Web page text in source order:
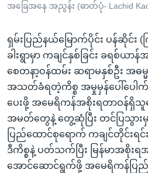
ရန်
ရန်
နေရာ
သို့
ကျော်
ရန်
အခြေအနေ အညွန်း (ဓာတ်ပုံ- Lachid
ရှမ်းပြည်နယ်မြောက်ပိုင်း ပန်ဆိုင်း
ခါးရွာမှာ ကချင်နှစ်ခြင်း ခရစ်ယာ
စေတနာ့ဝန်ထမ်း ဆရာမနှစ်ဦး အဓမ္
အသတ်ခံရတဲ့ကိစ္စ အမှုမှန်ပေါ်ပေါက်
ပေးဖို့ အမေရိကန်အစိုးရတာဝန်ရှိ
အမတ်တွေနဲ့ တွေ့ဆုံပြီး တင်ပြသွာ
ပြည်ထောင်စုရောက် ကချင်တိုင်းရ
ဒီကိစ္စနဲ့ ပတ်သက်ပြီး မြန်မာအစိုးရ
အောင်ဆောင်ရွက်ဖို့ အမေရိကန်ပြ